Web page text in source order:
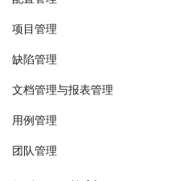
项目管理
缺陷管理
文档管理与报表管理
用例管理
团队管理